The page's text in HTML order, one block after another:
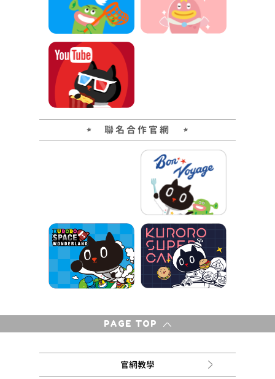
聯名合作官網
PAGE TOP
官網教學